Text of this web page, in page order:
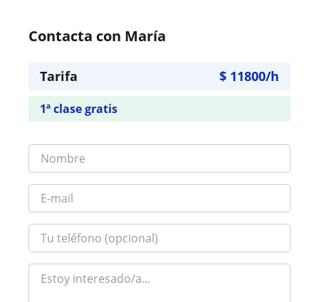
Contacta con María
Tarifa $ 11800/h
1ª clase gratis